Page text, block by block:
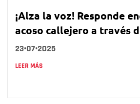
¡Alza la voz! Responde
acoso callejero a través
23•07•2025
LEER MÁS